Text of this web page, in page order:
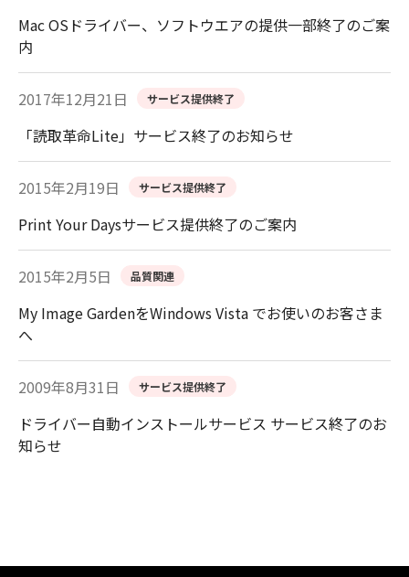
Mac OSドライバー、ソフトウエアの提供一部終了のご案
内
2017年12月21日 サービス提供終了
「読取革命Lite」サービス終了のお知らせ
2015年2月19日 サービス提供終了
Print Your Daysサービス提供終了のご案内
2015年2月5日 品質関連
My Image GardenをWindows Vista でお使いのお客さま
へ
2009年8月31日 サービス提供終了
ドライバー自動インストールサービス サービス終了のお
知らせ